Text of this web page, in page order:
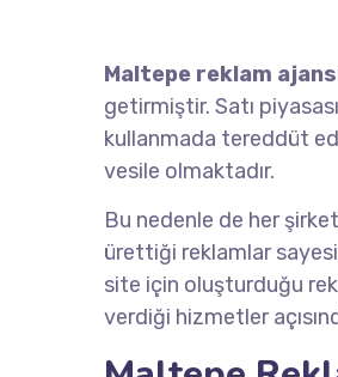
Maltepe reklam
getirmiştir. Satı
kullanmada tereddüt
vesile olmaktadır.
Bu nedenle de her
ürettiği reklamlar
site için oluşturduğu
verdiği hizmetler